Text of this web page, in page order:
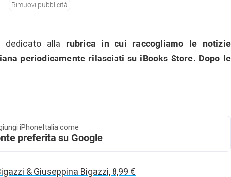
Rimuovi pubblicità
dedicato alla rubrica in cui raccogliamo le notizie
periodicamente rilasciati su iBooks Store. Dopo le
iPhoneItalia come
preferita su Google
& Giuseppina Bigazzi, 8,99 €